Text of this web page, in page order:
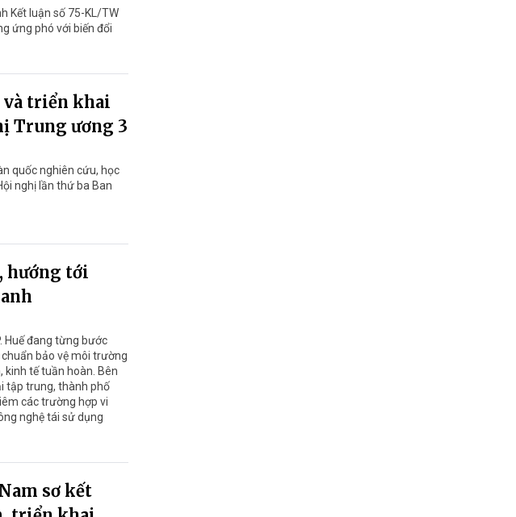
Kết luận số 75-KL/TW
ứng phó với biến đổi
và triển khai
Trung ương 3
quốc nghiên cứu, học
nghị lần thứ ba Ban
hướng tới
Huế đang từng bước
bảo vệ môi trường
kinh tế tuần hoàn. Bên
tập trung, thành phố
các trường hợp vi
nghệ tái sử dụng
sơ kết